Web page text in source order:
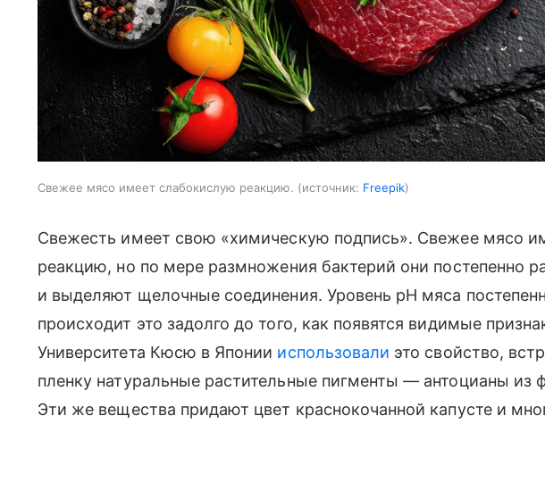
Свежее мясо имеет слабокислую реакцию. источник: Freepik
Свежесть имеет свою «химическую подпись». Свежее мясо
реакцию, но по мере размножения бактерий они постепенно
и выделяют щелочные соединения. Уровень pH мяса
происходит это задолго до того, как появятся видимые
Университета Кюсю в Японии использовали это свойство,
пленку натуральные растительные пигменты — антоцианы из
Эти же вещества придают цвет краснокочанной капусте и